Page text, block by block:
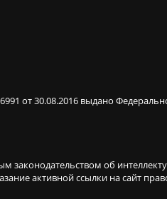
от 30.08.2016 выдано
об
активной ссылки на сайт